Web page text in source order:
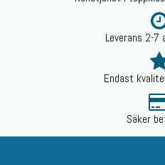
Leverans 2-7
Endast
Säker